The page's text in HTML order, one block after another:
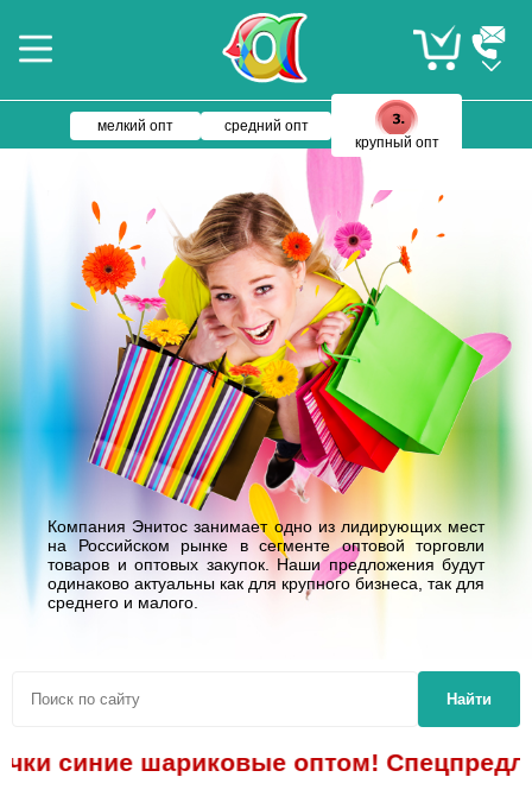
мелкий опт
средний опт
крупный опт
Компания Энитос занимает одно из лидирующих мест
на Российском рынке в сегменте оптовой торговли
товаров и оптовых закупок. Наши предложения будут
одинаково актуальны как для крупного бизнеса, так для
среднего и малого.
Найти
синие шариковые оптом!